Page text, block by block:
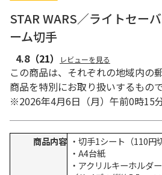
STAR WARS／ライトセー
ーム切手
4.8（21） レビューを見る
この商品は、それぞれの地域内の
商品を特別にお取り扱いするもので
※2026年4月6日（月）午前0時15
商品内容 ・切手1シート（110円
・A4台紙
・アクリルキーホルダ